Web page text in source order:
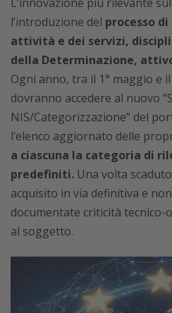
l’introduzione del processo
attività e dei servizi,
della Determinazione,
Ogni anno, tra il 1° maggio e
dovranno accedere al nuovo
NIS/Categorizzazione” del
l’elenco aggiornato delle
a ciascuna la categoria di
predefiniti. Una volta
acquisito in via definitiva e
documentate criticità
al soggetto.